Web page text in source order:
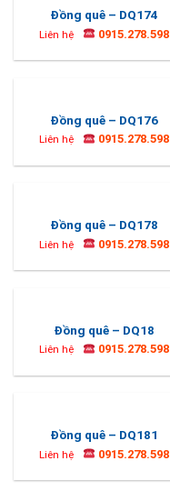
Đồng quê – DQ174
Liên hệ 0915.278.598
Đồng quê – DQ176
Liên hệ 0915.278.598
Đồng quê – DQ178
Liên hệ 0915.278.598
Đồng quê – DQ18
Liên hệ 0915.278.598
Đồng quê – DQ181
Liên hệ 0915.278.598